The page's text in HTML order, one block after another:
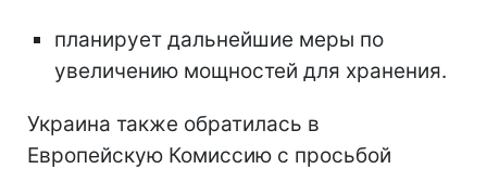
планирует дальнейшие меры по
увеличению мощностей для хранения.
Украина также обратилась в
Европейскую Комиссию с просьбой